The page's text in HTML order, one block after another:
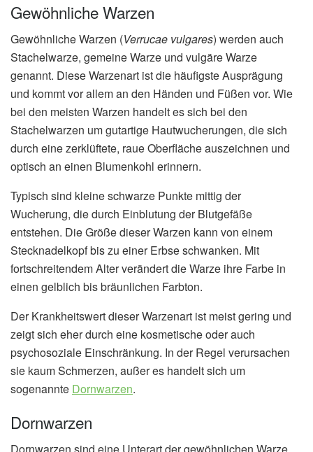
Gewöhnliche Warzen
Gewöhnliche Warzen (Verrucae vulgares) werden auch
Stachelwarze, gemeine Warze und vulgäre Warze
genannt. Diese Warzenart ist die häufigste Ausprägung
und kommt vor allem an den Händen und Füßen vor. Wie
bei den meisten Warzen handelt es sich bei den
Stachelwarzen um gutartige Hautwucherungen, die sich
durch eine zerklüftete, raue Oberfläche auszeichnen und
optisch an einen Blumenkohl erinnern.
Typisch sind kleine schwarze Punkte mittig der
Wucherung, die durch Einblutung der Blutgefäße
entstehen. Die Größe dieser Warzen kann von einem
Stecknadelkopf bis zu einer Erbse schwanken. Mit
fortschreitendem Alter verändert die Warze ihre Farbe in
einen gelblich bis bräunlichen Farbton.
Der Krankheitswert dieser Warzenart ist meist gering und
zeigt sich eher durch eine kosmetische oder auch
psychosoziale Einschränkung. In der Regel verursachen
sie kaum Schmerzen, außer es handelt sich um
sogenannte Dornwarzen.
Dornwarzen